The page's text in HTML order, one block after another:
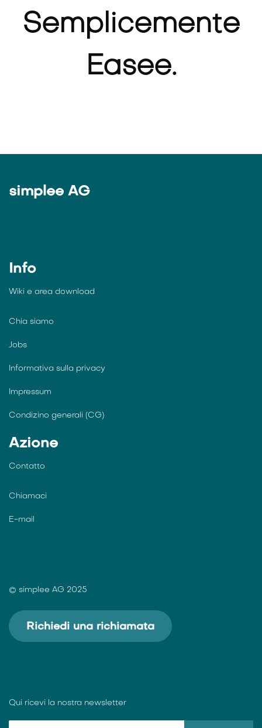
Semplicemente
Easee.
simplee AG
Info
Wiki e area download
Chia siamo
Jobs
Informativa sulla privacy
Impressum
Condizino generali (CG)
Azione
Contatto
Chiamaci
E-mail
© simplee AG 2025
Richiedi una richiamata
Qui ricevi la nostra newsletter